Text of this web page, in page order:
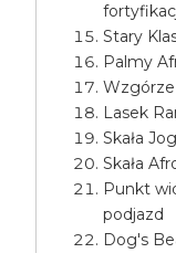
Stary
Palmy
Lasek
Skała
Skała
Punkt
podjazd
Dog's